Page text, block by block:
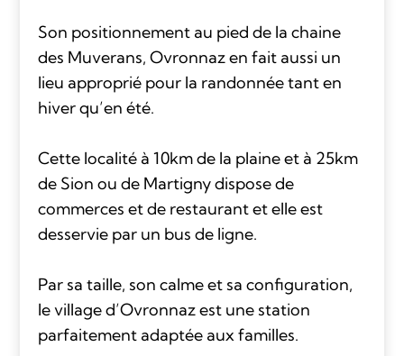
Son positionnement au pied de la chaine
des Muverans, Ovronnaz en fait aussi un
lieu approprié pour la randonnée tant en
hiver qu’en été.
Cette localité à 10km de la plaine et à 25km
de Sion ou de Martigny dispose de
commerces et de restaurant et elle est
desservie par un bus de ligne.
Par sa taille, son calme et sa configuration,
le village d’Ovronnaz est une station
parfaitement adaptée aux familles.